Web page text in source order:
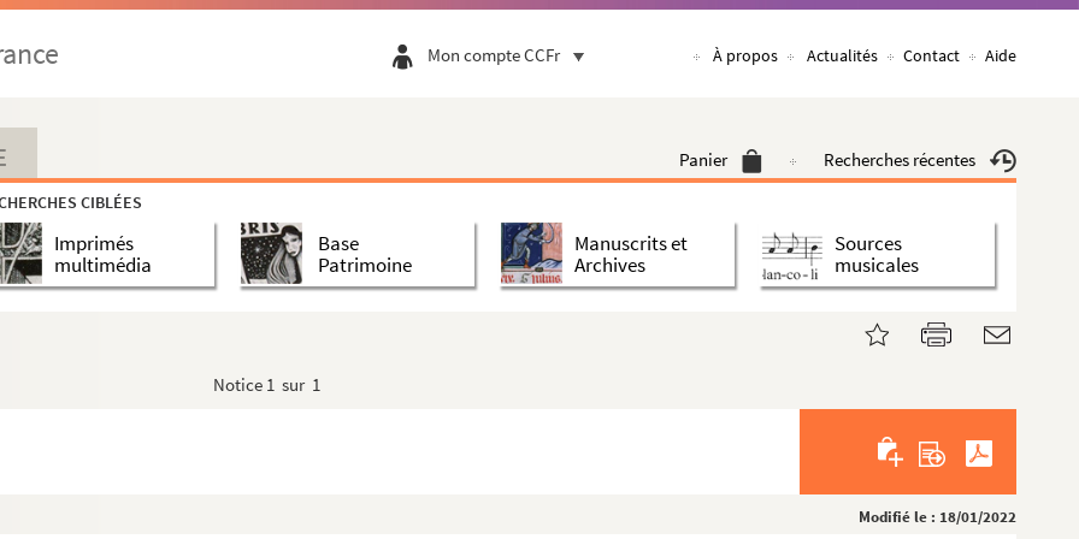
Mon compte CCFr À propos Actualités Contact Aide
Panier Recherches récentes
CIBLÉES
Imprimés
multimédia
Base
Patrimoine
Manuscrits et
Archives
Sources
musicales
Notice 1 sur 1
Modifié le : 18/01/2022
Petri Lombardi
par Gilles de Rome